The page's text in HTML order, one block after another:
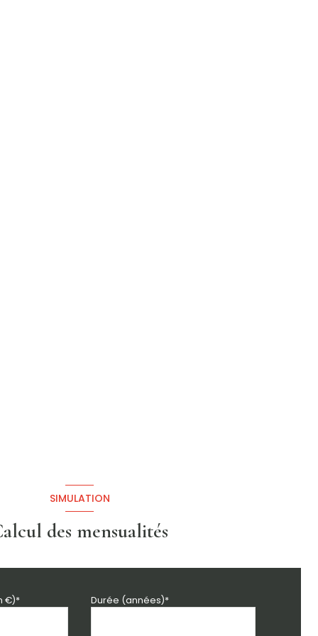
SIMULATION
des mensualités
€)* Durée (années)*